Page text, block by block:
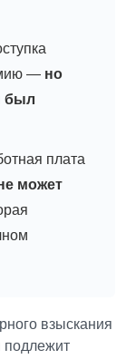
— но
был
плата
может
взыскания